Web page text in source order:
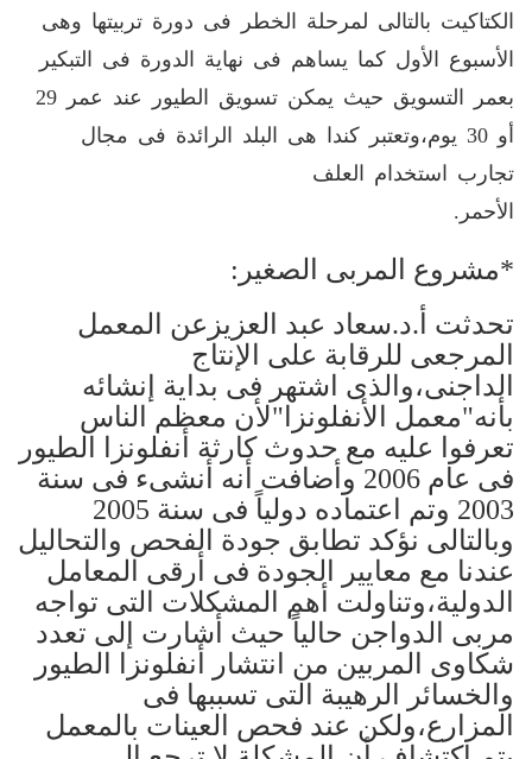
الكتاكيت بالتالى لمرحلة الخطر فى دورة تربيتها وهى
الأسبوع الأول كما يساهم فى نهاية الدورة فى التبكير
بعمر التسويق حيث يمكن تسويق الطيور عند عمر 29
أو 30 يوم،وتعتبر كندا هى البلد الرائدة فى مجال
تجارب استخدام العلف
*مشروع المربى الصغير:
تحدثت أ.د.سعاد عبد العزيزعن المعمل
المرجعى للرقابة على الإنتاج
الداجنى،والذى اشتهر فى بداية إنشائه
بأنه"معمل الأنفلونزا"لأن معظم الناس
تعرفوا عليه مع حدوث كارثة أنفلونزا الطيور
فى عام 2006 وأضافت أنه أنشىء فى سنة
2003 وتم اعتماده دولياً فى سنة 2005
وبالتالى نؤكد تطابق جودة الفحص والتحاليل
عندنا مع معايير الجودة فى أرقى المعامل
الدولية،وتناولت أهم المشكلات التى تواجه
مربى الدواجن حالياً حيث أشارت إلى تعدد
شكاوى المربين من انتشار أنفلونزا الطيور
والخسائر الرهيبة التى تسببها فى
المزارع،ولكن عند فحص العينات بالمعمل